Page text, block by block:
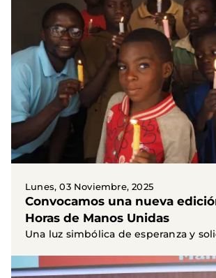
Lunes, 03 Noviembre, 2025
Convocamos una nueva
Horas de Manos Unidas
Una luz simbólica de esperanza y